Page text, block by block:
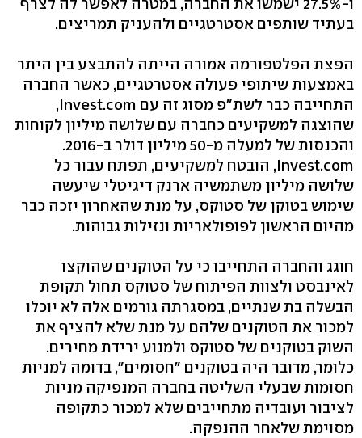
בעתיד שותפים אסטרטגיים ולהעניק תמריצים.
הפצת הפלטפורמה אמורה הייתה להתבצע בין היתר
באמצעות שיתופי פעולה אסטרטגיים, כאשר החברה
התחייבה כבר לשת"פ מסוג זה עם Invest.com,
שהוצגה למשקיעים כחברה עם שלושה מיליון לקוחות
והכנסות של למעלה מ-50 מיליון דולר ב-2016.
Invest.com, הובטח למשקיעים, תפתח עבור כל
שלושה מיליון משתמשיה ארנק דיגיטלי שיעשה
שימוש בטוקן של סטוקס, על מנת שהאחרון יזכה כבר
מהיום הראשון לפופולאריות ונזילות גבוהות.
חוגג והחברה התחייבו כי על הטוקנים שהוקצו
לאינבסט ולצוות הפיתוח של סטוקס תחול תקופת
הבשלה בת שנתיים, במסגרתה גורמים אלה לא יוכלו
למכור את הטוקנים שלהם על מנת שלא להציף את
השוק בטוקנים של סטוקס ולמנוע ירידת מחירים.
כלומר, מדובר היה בטוקנים "חסומים", בדומה למניות
חסומות שבעלי השליטה בחברה המנפיקה מניות
לציבור ועובדיה מתחייבים שלא למכור כתקופה
מסוימת שלאחר ההנפקה.